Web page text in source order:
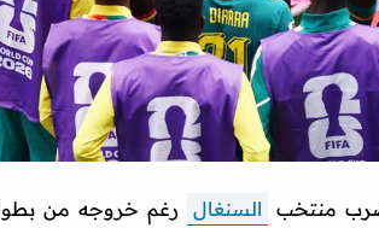
منتخب السنغال
رغم خروجه من